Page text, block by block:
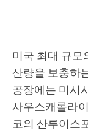
미국 최대 규모
산량을 보충하
공장에는 미시
사우스캐롤라
코의 산루이스